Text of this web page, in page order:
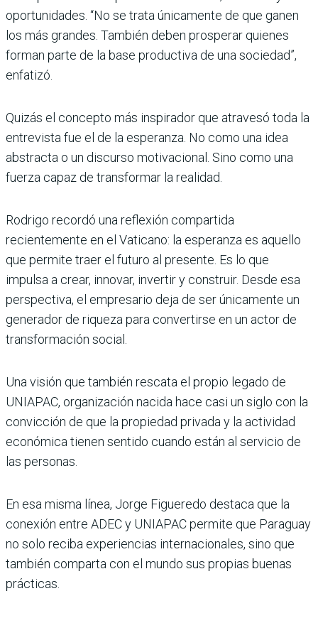
oportunidades. “No se trata únicamente de que ganen
los más grandes. También deben prosperar quienes
forman parte de la base productiva de una sociedad”,
enfatizó.
Quizás el concepto más inspirador que atravesó toda la
entrevista fue el de la esperanza. No como una idea
abstracta o un discurso motivacional. Sino como una
fuerza capaz de transformar la realidad.
Rodrigo recordó una reflexión compartida
recientemente en el Vaticano: la esperanza es aquello
que permite traer el futuro al presente. Es lo que
impulsa a crear, innovar, invertir y construir. Desde esa
perspectiva, el empresario deja de ser únicamente un
generador de riqueza para convertirse en un actor de
transformación social.
Una visión que también rescata el propio legado de
UNIAPAC, organización nacida hace casi un siglo con la
convicción de que la propiedad privada y la actividad
económica tienen sentido cuando están al servicio de
las personas.
En esa misma línea, Jorge Figueredo destaca que la
conexión entre ADEC y UNIAPAC permite que Paraguay
no solo reciba experiencias internacionales, sino que
también comparta con el mundo sus propias buenas
prácticas.